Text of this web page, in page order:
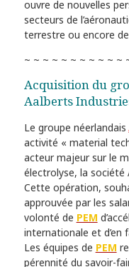
ouvre de nouvelles
secteurs de
terrestre ou encore de
~ ~ ~ ~ ~ ~ ~ ~ ~ ~ ~
Acquisition du
Aalberts
Le groupe néerlandais
activité « material
acteur majeur sur le
électrolyse, la société
Cette opération,
approuvée par les
volonté de PEM
internationale et d’en
Les équipes de PEM
pérennité du savoir-